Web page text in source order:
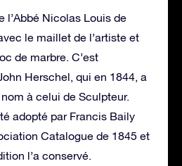
l’Abbé Nicolas Louis de
le maillet de l’artiste et
de marbre. C’est
Herschel, qui en 1844, a
à celui de Sculpteur.
adopté par Francis Baily
Catalogue de 1845 et
l’a conservé.